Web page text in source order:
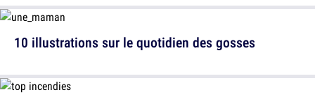
10 illustrations sur le quotidien des gosses